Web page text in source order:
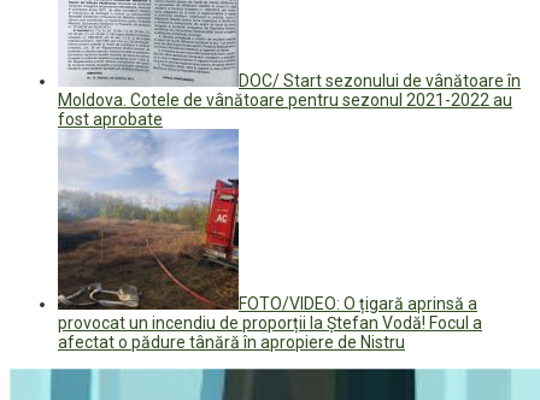
DOC/ Start sezonului de vânătoare în
Moldova. Cotele de vânătoare pentru sezonul 2021-2022 au
fost aprobate
FOTO/VIDEO: O țigară aprinsă a
provocat un incendiu de proporții la Ștefan Vodă! Focul a
afectat o pădure tânără în apropiere de Nistru